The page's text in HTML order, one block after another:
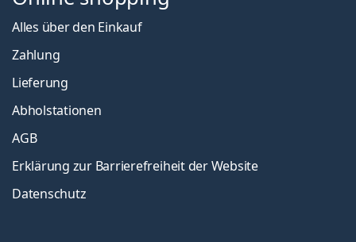
Alles über den Einkauf
Zahlung
Lieferung
Abholstationen
AGB
Erklärung zur Barrierefreiheit der Website
Datenschutz